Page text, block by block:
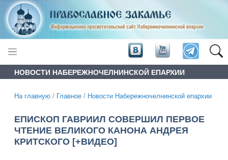
НОВОСТИ НАБЕРЕЖНОЧЕЛНИНСКОЙ ЕПАРХИИ
На главную / Главное / Новости Набережночелнинской епархии
ЕПИСКОП ГАВРИИЛ СОВЕРШИЛ ПЕРВОЕ
ЧТЕНИЕ ВЕЛИКОГО КАНОНА АНДРЕЯ
КРИТСКОГО [+ВИДЕО]